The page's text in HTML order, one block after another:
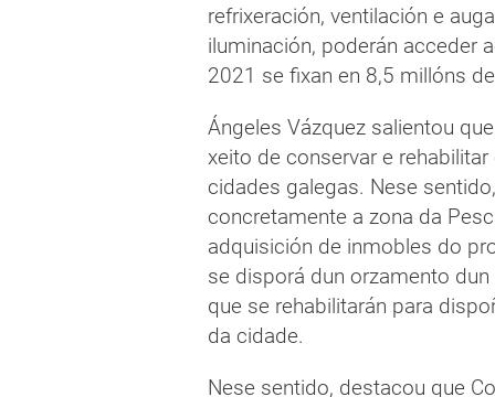
refrixeración, ventilación e
iluminación, poderán acceder
2021 se fixan en 8,5 millóns
Ángeles Vázquez salientou
xeito de conservar e
cidades galegas. Nese
concretamente a zona da
adquisición de inmobles do
se disporá dun orzamento
que se rehabilitarán para
da cidade.
Nese sentido, destacou que